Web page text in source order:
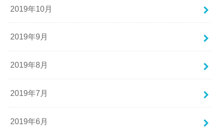
2019年10月
2019年9月
2019年8月
2019年7月
2019年6月